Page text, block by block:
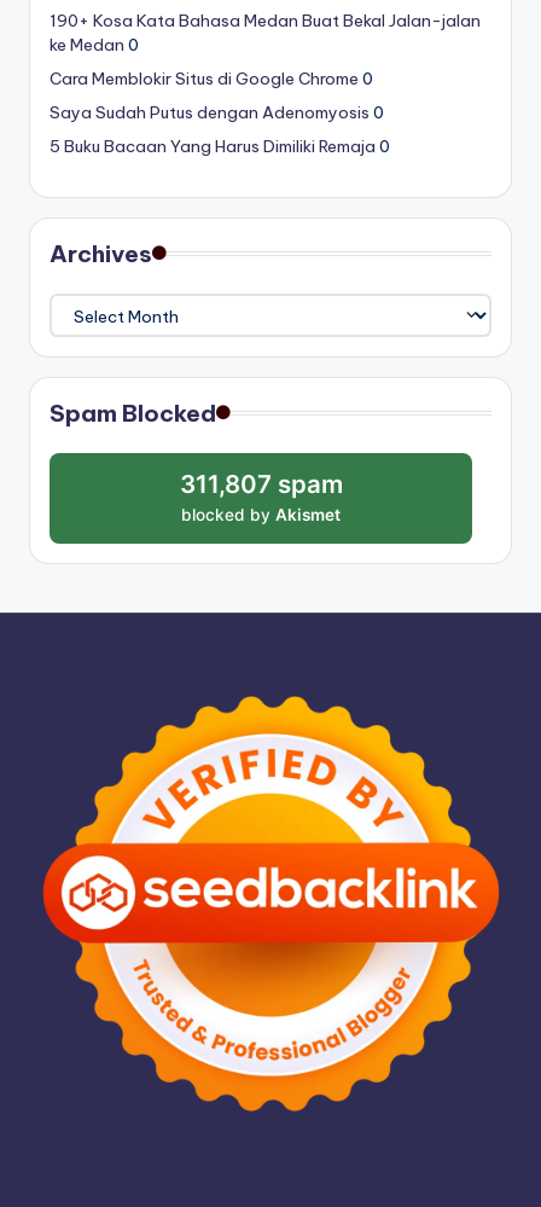
190+ Kosa Kata Bahasa Medan Buat Bekal Jalan-jalan
ke Medan 0
Cara Memblokir Situs di Google Chrome 0
Saya Sudah Putus dengan Adenomyosis 0
5 Buku Bacaan Yang Harus Dimiliki Remaja 0
Archives
Archives
Spam Blocked
311,807 spam
blocked by Akismet